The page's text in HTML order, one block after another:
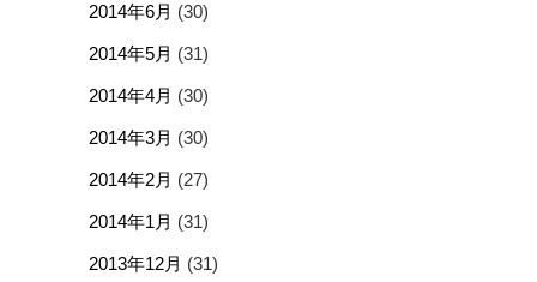
2014年6月 (30)
2014年5月 (31)
2014年4月 (30)
2014年3月 (30)
2014年2月 (27)
2014年1月 (31)
2013年12月 (31)